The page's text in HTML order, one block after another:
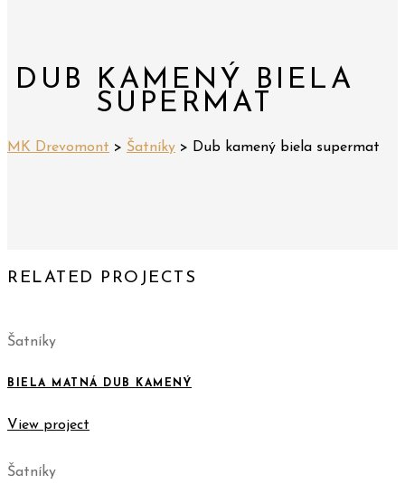
DUB KAMENÝ BIELA
SUPERMAT
MK Drevomont > Šatníky > Dub kamený biela supermat
RELATED PROJECTS
Šatníky
BIELA MATNÁ DUB KAMENÝ
View project
Šatníky